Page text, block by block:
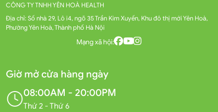
CÔNG TY TNHH YÊN HOÀ HEALTH
Địa chỉ: Số nhà 29, Lô i4, ngõ 35 Trần Kim Xuyến, Khu đô thị mới Yên Hoà,
Phường Yên Hoà, Thành phố Hà Nội
Mạng xã hội:
Giờ mở cửa hàng ngày
08:00AM - 20:00PM
Thứ 2 - Thứ 6